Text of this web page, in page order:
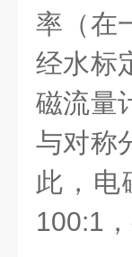
率（在
经水标
磁流量
与对称
此，电
100:1